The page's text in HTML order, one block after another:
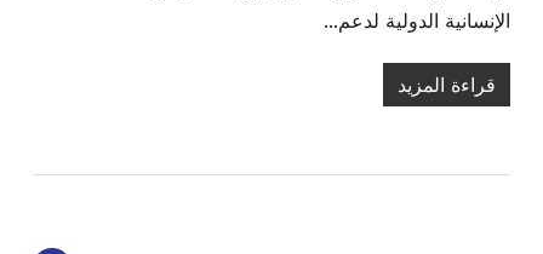
الإنسانية الدولية لدعم...
قراءة المزيد